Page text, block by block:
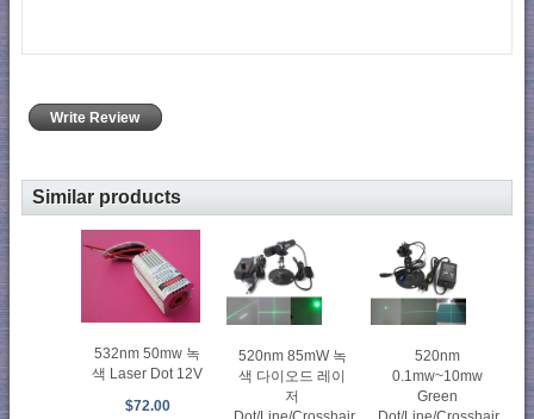
Write Review
Similar products
532nm 50mw 녹
색 Laser Dot 12V
$72.00
520nm 85mW 녹
색 다이오드 레이
저
520nm
0.1mw~10mw
Green